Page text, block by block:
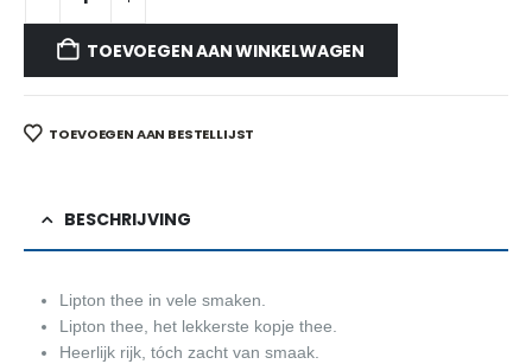
TOEVOEGEN AAN WINKELWAGEN
TOEVOEGEN AAN BESTELLIJST
BESCHRIJVING
Lipton thee in vele smaken.
Lipton thee, het lekkerste kopje thee.
Heerlijk rijk, tóch zacht van smaak.